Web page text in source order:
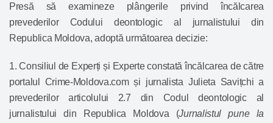
Presă să examineze plângerile privind încălcarea
prevederilor Codului deontologic al jurnalistului din
Republica Moldova, adoptă următoarea decizie:
1. Consiliul de Experți și Experte constată încălcarea de către
portalul Crime-Moldova.com și jurnalista Julieta Savițchi a
prevederilorarticolului 2.7 din Codul deontologic al
jurnalistului din Republica Moldova (Jurnalistul pune la